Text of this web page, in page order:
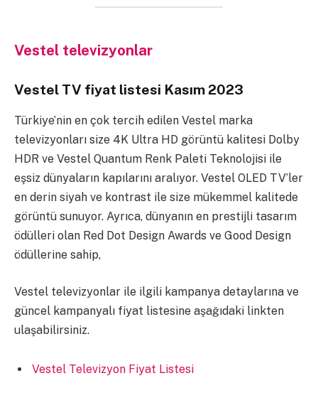
Vestel televizyonlar
Vestel TV fiyat listesi Kasım 2023
Türkiye’nin en çok tercih edilen Vestel marka
televizyonları size 4K Ultra HD görüntü kalitesi Dolby
HDR ve Vestel Quantum Renk Paleti Teknolojisi ile
eşsiz dünyaların kapılarını aralıyor. Vestel OLED TV’ler
en derin siyah ve kontrast ile size mükemmel kalitede
görüntü sunuyor. Ayrıca, dünyanın en prestijli tasarım
ödülleri olan Red Dot Design Awards ve Good Design
ödüllerine sahip,
Vestel televizyonlar ile ilgili kampanya detaylarına ve
güncel kampanyalı fiyat listesine aşağıdaki linkten
ulaşabilirsiniz.
Vestel Televizyon Fiyat Listesi